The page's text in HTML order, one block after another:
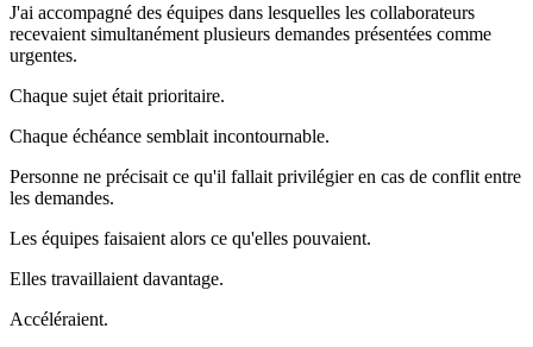
J'ai accompagné des équipes dans lesquelles les collaborateurs
recevaient simultanément plusieurs demandes présentées comme
urgentes.
Chaque sujet était prioritaire.
Chaque échéance semblait incontournable.
Personne ne précisait ce qu'il fallait privilégier en cas de conflit entre
les demandes.
Les équipes faisaient alors ce qu'elles pouvaient.
Elles travaillaient davantage.
Accéléraient.